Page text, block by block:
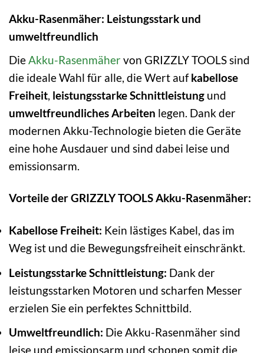
Akku-Rasenmäher: Leistungsstark und
umweltfreundlich
Die Akku-Rasenmähervon GRIZZLY TOOLS sind
die ideale Wahl für alle, die Wert aufkabellose
Freiheit leistungsstarke Schnittleistung und
umweltfreundliches Arbeiten legen. Dank der
modernen Akku-Technologie bieten die Geräte
eine hohe Ausdauer und sind dabei leise und
emissionsarm.
Vorteile der GRIZZLY TOOLS Akku-Rasenmäher:
Kabellose Freiheit: Kein lästiges Kabel, das im
Weg ist und die Bewegungsfreiheit einschränkt.
Leistungsstarke Schnittleistung: Dank der
leistungsstarken Motoren und scharfen Messer
erzielen Sie ein perfektes Schnittbild.
Umweltfreundlich: Die Akku-Rasenmäher sind
leise und emissionsarm und schonen somit die